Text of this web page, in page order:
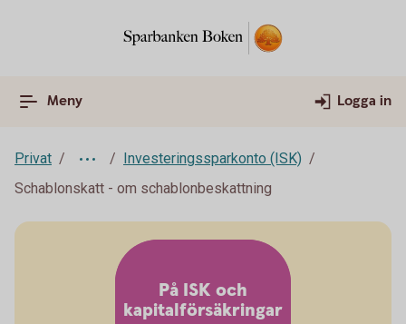
Meny Logga in
Privat
Investeringssparkonto (ISK)
Schablonskatt - om schablonbeskattning
På ISK och
kapitalförsäkringar